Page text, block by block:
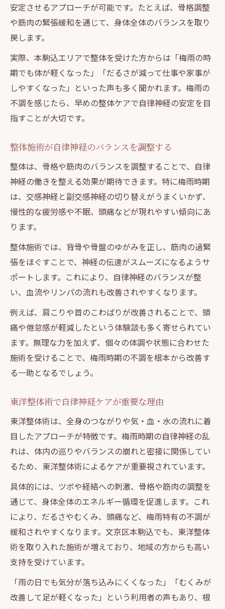
安定させるアプローチが可能です。たとえば、骨格調整
や筋肉の緊張緩和を通じて、身体全体のバランスを取り
戻します。
実際、本駒込エリアで整体を受けた方からは「梅雨の時
期でも体が軽くなった」「だるさが減って仕事や家事が
しやすくなった」といった声も多く聞かれます。梅雨の
不調を感じたら、早めの整体ケアで自律神経の安定を目
指すことが大切です。
整体施術が自律神経のバランスを調整する
整体は、骨格や筋肉のバランスを調整することで、自律
神経の働きを整える効果が期待できます。特に梅雨時期
は、交感神経と副交感神経の切り替えがうまくいかず、
慢性的な疲労感や不眠、頭痛などが現れやすい傾向にあ
ります。
整体施術では、背骨や骨盤のゆがみを正し、筋肉の過緊
張をほぐすことで、神経の伝達がスムーズになるようサ
ポートします。これにより、自律神経のバランスが整
い、血流やリンパの流れも改善されやすくなります。
例えば、肩こりや首のこわばりが改善されることで、頭
痛や倦怠感が軽減したという体験談も多く寄せられてい
ます。無理な力を加えず、個々の体調や状態に合わせた
施術を受けることで、梅雨時期の不調を根本から改善す
る一助となるでしょう。
東洋整体術で自律神経ケアが重要な理由
東洋整体術は、全身のつながりや気・血・水の流れに着
目したアプローチが特徴です。梅雨時期の自律神経の乱
れは、体内の巡りやバランスの崩れと密接に関係してい
るため、東洋整体術によるケアが重要視されています。
具体的には、ツボや経絡への刺激、骨格や筋肉の調整を
通じて、身体全体のエネルギー循環を促進します。これ
により、だるさやむくみ、頭痛など、梅雨特有の不調が
緩和されやすくなります。文京区本駒込でも、東洋整体
術を取り入れた施術が増えており、地域の方からも高い
支持を受けています。
「雨の日でも気分が落ち込みにくくなった」「むくみが
改善して足が軽くなった」という利用者の声もあり、根